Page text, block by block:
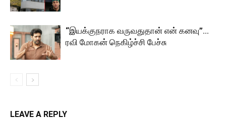
“இயக்குநராக வருவதுதான் என் கனவு”…
ரவி மோகன் நெகிழ்ச்சி பேச்சு
LEAVE A REPLY